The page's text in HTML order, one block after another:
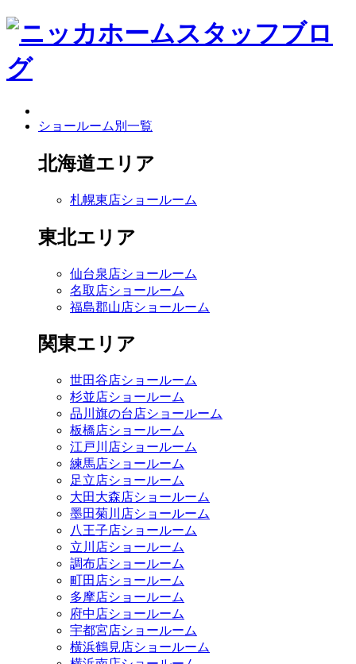
ショールーム別一覧
北海道エリア
札幌東店ショールーム
東北エリア
仙台泉店ショールーム
名取店ショールーム
福島郡山店ショールーム
関東エリア
世田谷店ショールーム
杉並店ショールーム
品川旗の台店ショールーム
板橋店ショールーム
江戸川店ショールーム
練馬店ショールーム
足立店ショールーム
大田大森店ショールーム
墨田菊川店ショールーム
八王子店ショールーム
立川店ショールーム
調布店ショールーム
町田店ショールーム
多摩店ショールーム
府中店ショールーム
宇都宮店ショールーム
横浜鶴見店ショールーム